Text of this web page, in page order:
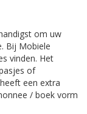
om uw
Bij Mobiele
vinden. Het
of
een extra
/ boek vorm